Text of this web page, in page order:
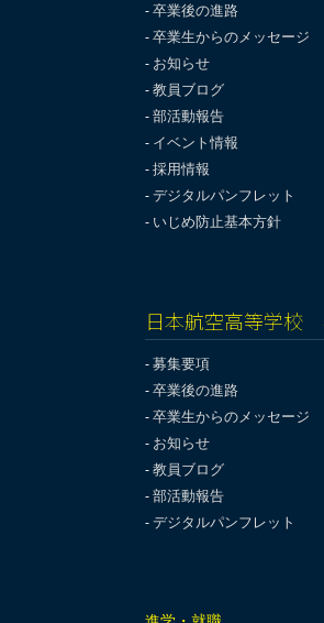
卒業後の進路
卒業生からのメッセージ
お知らせ
教員ブログ
部活動報告
イベント情報
採用情報
デジタルパンフレット
いじめ防止基本方針
日本航空高等学校
募集要項
卒業後の進路
卒業生からのメッセージ
お知らせ
教員ブログ
部活動報告
デジタルパンフレット